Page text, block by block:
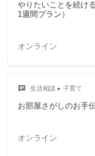
やりたいことを続け
1週間プラン）
オンライン
chat 生活相談 ▸ 子育て
お部屋さがしのお手
オンライン